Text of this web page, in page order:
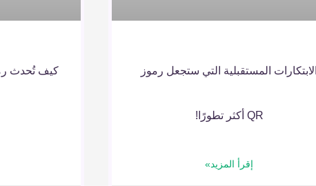
الابتكارات المستقبلية التي ستجعل رموز
QR أكثر تطورًا!
إقرأ المزيد»